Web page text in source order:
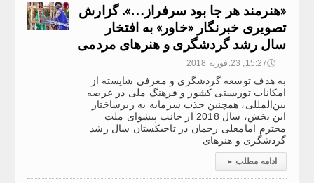
«هنرمند هر جا بود سرفراز…». گزارش
تصویری خبرنگار «خاور» به افتخار
سال رشد گردشگری و هنرهای مردمی
🕔15:27, 23.فوریه 2018
به هدف توسعه گردشگری و معرفی شایسته از
امکانات توریستی کشور و فرهنگ ملی در عرصه
بین‌المللی، همچنین جذب سرمایه به زیرساختار
این بخش، سال 2018 از جانب پیشوای ملت
محترم امامعلی رحمان در تاجیکستان سال رشد
گردشگری و هنرهای
ادامه مطلب ▸